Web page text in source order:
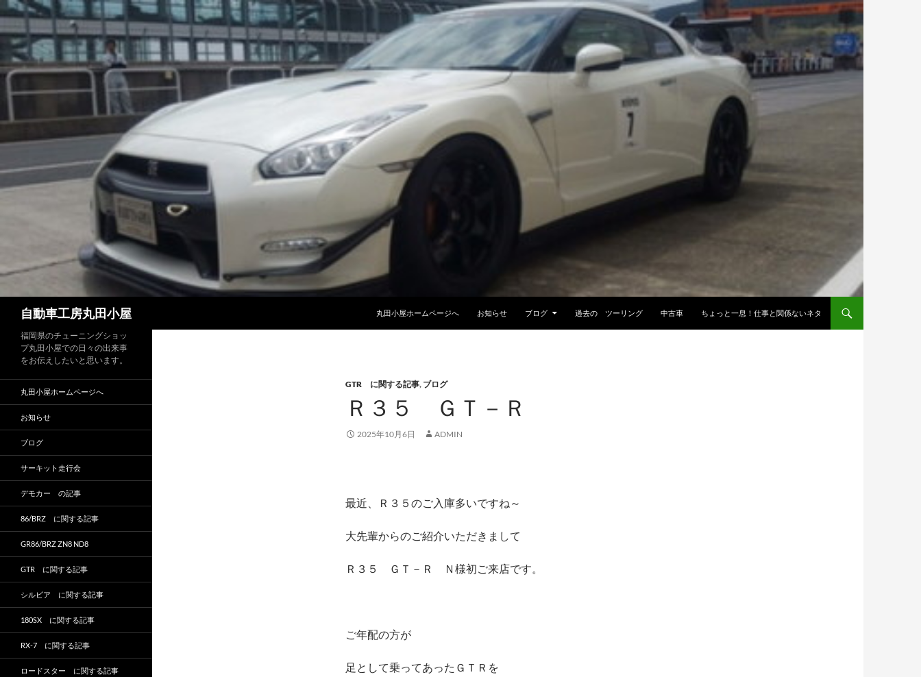
コ
テ
ツ
へ
キ
ッ
自動車工房丸田小屋 丸田小屋ホームページへ お知らせ ブログ 過去の ツーリング 中古車 ちょっと一息！仕事と関係ないネタ
GTR に関する記事, ブログ
Ｒ３５ ＧＴ－Ｒ
2025年10月6日 ADMIN
最近、Ｒ３５のご入庫多いですね～
大先輩からのご紹介いただきまして
Ｒ３５ ＧＴ－Ｒ Ｎ様初ご来店です。
ご年配の方が
足として乗ってあったＧＴＲを
福岡県のチューニングショッ
プ丸田小屋での日々の出来事
をお伝えしたいと思います。
丸田小屋ホームページへ
お知らせ
ブログ
サーキット走行会
デモカー の記事
86/BRZ に関する記事
GR86/BRZ ZN8 ND8
GTR に関する記事
シルビア に関する記事
180SX に関する記事
RX-7 に関する記事
ロードスター に関する記事